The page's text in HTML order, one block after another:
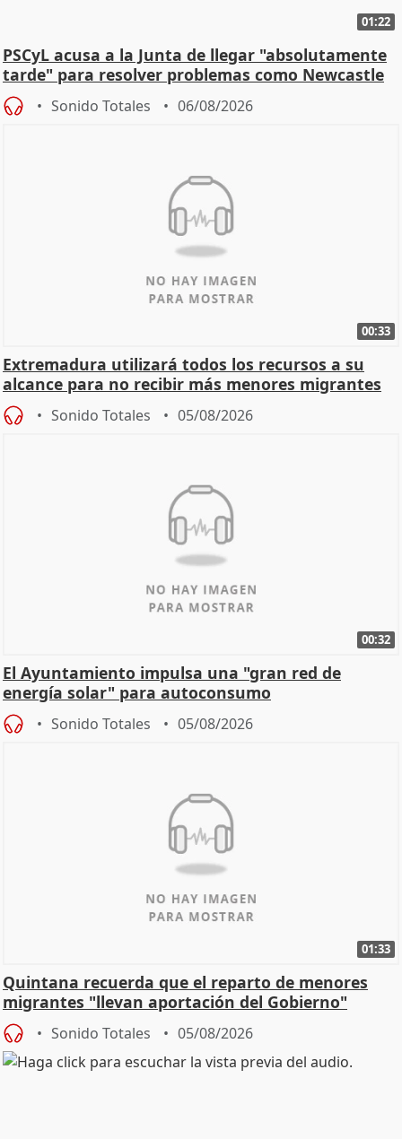
01:22
PSCyL acusa a la Junta de llegar "absolutamente
tarde" para resolver problemas como Newcastle
Sonido Totales 06/08/2026
00:33
Extremadura utilizará todos los recursos a su
alcance para no recibir más menores migrantes
Sonido Totales 05/08/2026
00:32
El Ayuntamiento impulsa una "gran red de
energía solar" para autoconsumo
Sonido Totales 05/08/2026
01:33
Quintana recuerda que el reparto de menores
migrantes "llevan aportación del Gobierno"
central
Sonido Totales 05/08/2026